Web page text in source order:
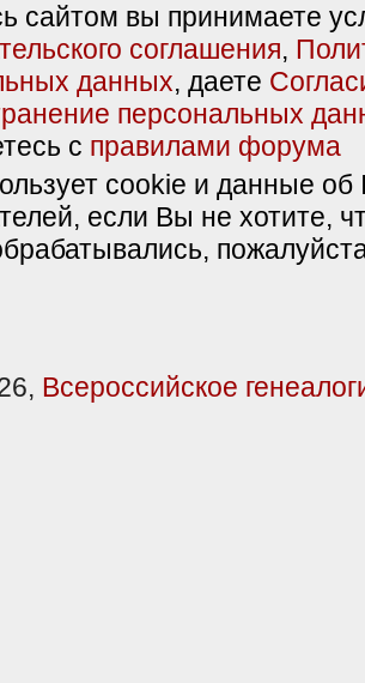
сайтом вы принимаете
соглашения,
данных, даете
персональных
с правилами форума
cookie и данные об
если Вы не хотите,
Всероссийское